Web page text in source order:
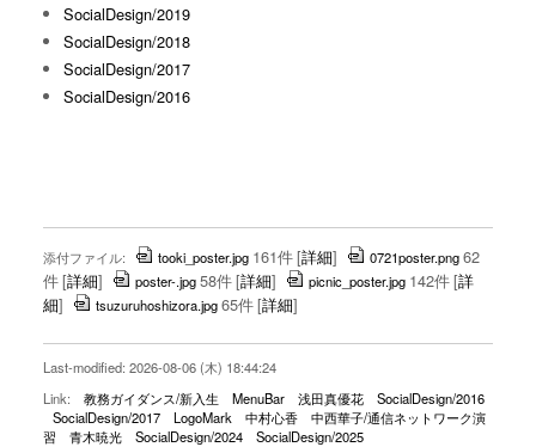
SocialDesign/2019
SocialDesign/2018
SocialDesign/2017
SocialDesign/2016
添付ファイル: tooki_poster.jpg 161件[詳細] 0721poster.png62
件[詳細] poster-.jpg58件[詳細] picnic_poster.jpg 142件[詳
細] tsuzuruhoshizora.jpg65件[詳細]
Last-modified: 2026-08-06 (木) 18:44:24
Link:
教務ガイダンス/新入生 MenuBar 浅田真優花
SocialDesign/2016
SocialDesign/2017
LogoMark 中村心香
中西華子/通信ネットワーク演
習
青木暁光 SocialDesign/2024
SocialDesign/2025